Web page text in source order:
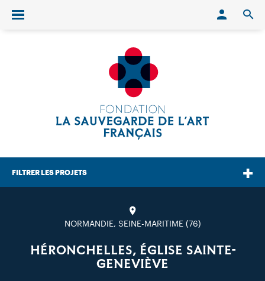
Ouvrir/fermer le menu
FILTRER LES PROJETS
NORMANDIE, SEINE-MARITIME (76)
HÉRONCHELLES, ÉGLISE SAINTE-
GENEVIÈVE